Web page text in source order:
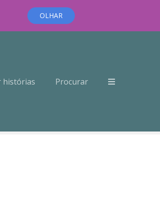
OLHAR
histórias Procurar